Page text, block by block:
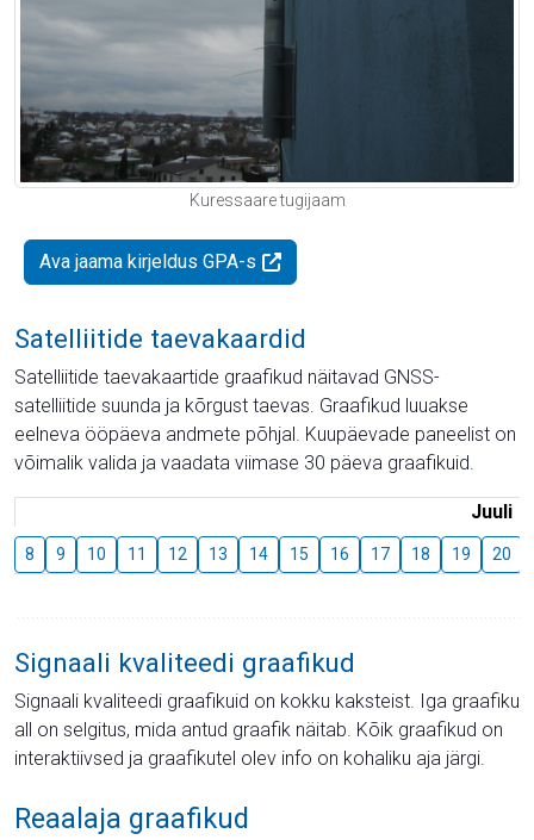
Kuressaare tugijaam
Ava jaama kirjeldus GPA-s
Satelliitide taevakaardid
Satelliitide taevakaartide graafikud näitavad GNSS-
satelliitide suunda ja kõrgust taevas. Graafikud luuakse
eelneva ööpäeva andmete põhjal. Kuupäevade paneelist on
võimalik valida ja vaadata viimase 30 päeva graafikuid.
Juuli
8 9 10 11 12 13 14 15 16 17 18 19 20
Signaali kvaliteedi graafikud
Signaali kvaliteedi graafikuid on kokku kaksteist. Iga graafiku
all on selgitus, mida antud graafik näitab. Kõik graafikud on
interaktiivsed ja graafikutel olev info on kohaliku aja järgi.
Reaalaja graafikud